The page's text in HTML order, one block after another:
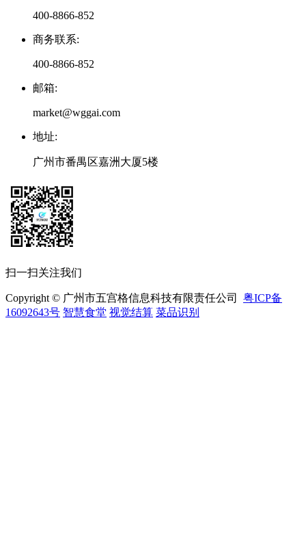
400-8866-852
商务联系:
400-8866-852
邮箱:
market@wggai.com
地址:
广州市番禺区嘉洲大厦5楼
扫一扫关注我们
Copyright © 广州市五宫格信息科技有限责任公司 粤ICP备
16092643号 智慧食堂 视觉结算 菜品识别